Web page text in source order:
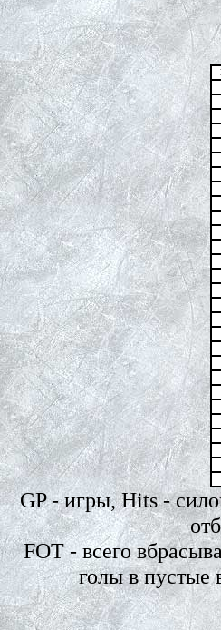
GP - игры, Hits -
FOT - всего
голы в пустые